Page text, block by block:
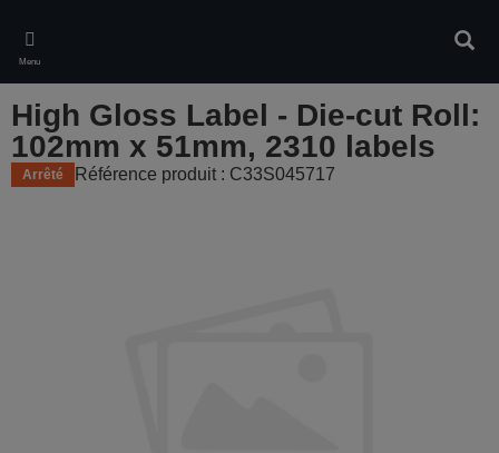
main
content
Menu
High Gloss Label - Die-cut Roll:
102mm x 51mm, 2310 labels
Arrêté Référence produit : C33S045717